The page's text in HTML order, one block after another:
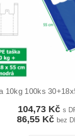
10kg 100ks
104,73 Kč s
86,55 Kč bez